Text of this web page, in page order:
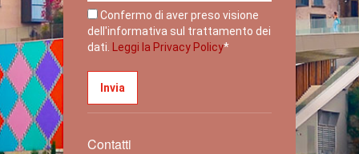
Confermo di aver preso visione
dell'informativa sul trattamento dei
dati.
Leggi la Privacy Policy*
Contatti